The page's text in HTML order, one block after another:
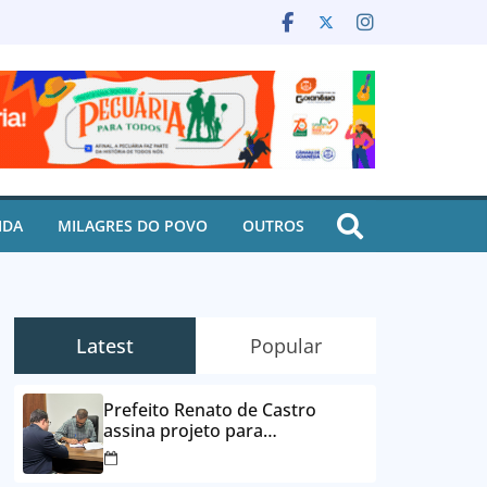
MILAGRES DO POVO OUTROS
Latest Popular
Prefeito Renato de Castro
assina projeto para
desbloqueio de contas e
parcelamento de dívidas em até